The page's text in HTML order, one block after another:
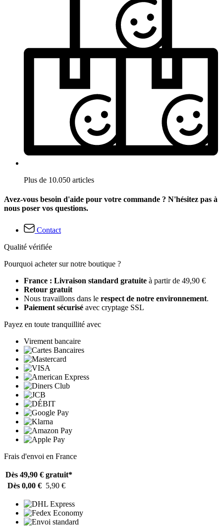
Plus de 10.050 articles
Avez-vous besoin d'aide pour votre commande ? N'hésitez pas à
nous poser vos questions.
Contact
Qualité vérifiée
Pourquoi acheter sur notre boutique ?
France : Livraison standard gratuite à partir de 49,90 €
Retour gratuit
Nous travaillons dans le respect de notre environnement.
Paiement sécurisé avec cryptage SSL
Payez en toute tranquillité avec
Virement bancaire
Frais d'envoi en France
Dès 49,90 € gratuit*
Dès 0,00 € 5,90 €